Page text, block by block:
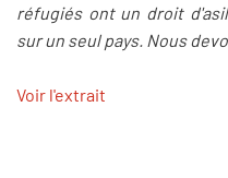
réfugiés ont un droit
sur un seul pays. Nous
Voir l'extrait